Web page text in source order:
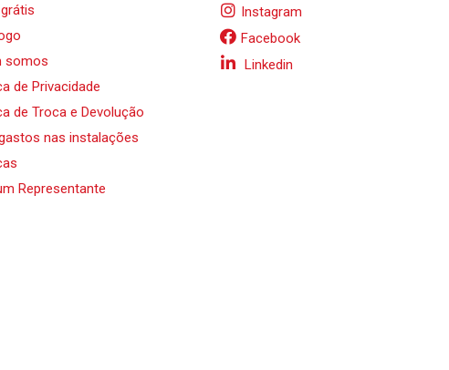
somos
de Privacidade
de Troca e Devolução
nas instalações
Representante
Instagram
Facebook
Linkedin